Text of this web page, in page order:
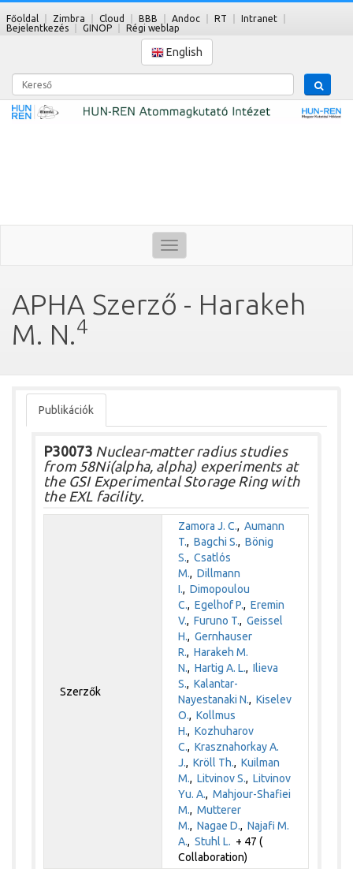
Főoldal Zimbra Cloud BBB Andoc RT
Intranet
Bejelentkezés
GINOP Régi weblap
English
Kereső
Toggle
navigation
APHA Szerző - Harakeh
M. N.4
Publikációk
P30073 Nuclear-matter radius studies
from 58Ni(alpha, alpha) experiments at
the GSI Experimental Storage Ring with
the EXL facility.
Szerzők
Zamora J. C.,Aumann
T.,Bagchi S.,Bönig
S.,Csatlós
M.,Dillmann
I.,Dimopoulou
C.,Egelhof P.,Eremin
V.,Furuno T.,Geissel
H.,Gernhauser
R.,Harakeh M.
N.,Hartig A. L.,Ilieva
S.,Kalantar-
Nayestanaki N.,Kiselev
O.,Kollmus
H.,Kozhuharov
C.,Krasznahorkay A.
J.,Kröll Th.,Kuilman
M.,Litvinov S.,Litvinov
Yu. A.,Mahjour-Shafiei
M.,Mutterer
M.,Nagae D.,Najafi M.
A.,Stuhl L. + 47 (
Collaboration)